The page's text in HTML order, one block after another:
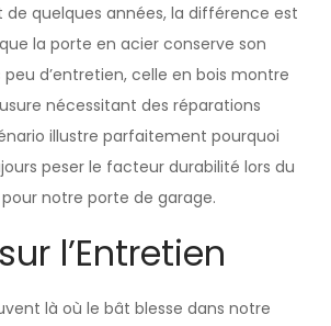
de quelques années, la différence est
la porte en acier conserve son
d’entretien, celle en bois montre
nécessitant des réparations
illustre parfaitement pourquoi
peser le facteur durabilité lors du
notre porte de garage.
l’Entretien
là où le bât blesse dans notre